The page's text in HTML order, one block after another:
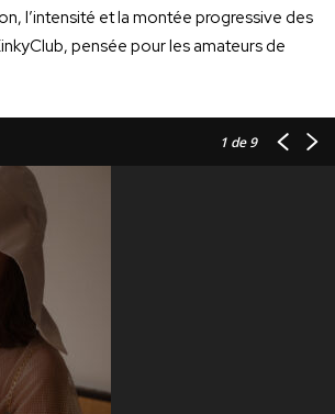
l’intensité et la montée progressive des
pensée pour les amateurs de
1 de 9